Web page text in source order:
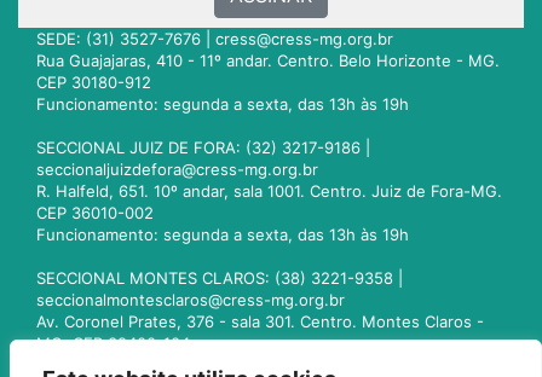
SEDE: (31) 3527-7676 | cress@cress-mg.org.br
Rua Guajajaras, 410 - 11º andar. Centro. Belo Horizonte - MG.
CEP 30180-912
Funcionamento: segunda a sexta, das 13h às 19h
SECCIONAL JUIZ DE FORA: (32) 3217-9186 |
seccionaljuizdefora@cress-mg.org.br
R. Halfeld, 651. 10º andar, sala 1001. Centro. Juiz de Fora-MG.
CEP 36010-002
Funcionamento: segunda a sexta, das 13h às 19h
SECCIONAL MONTES CLAROS: (38) 3221-9358 |
seccionalmontesclaros@cress-mg.org.br
Av. Coronel Prates, 376 - sala 301. Centro. Montes Claros -
MG. CEP 39400-104